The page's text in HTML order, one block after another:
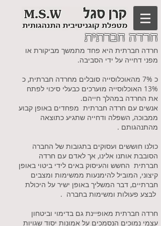
חרדה חברתית
חרדה חברתית היא פחד מתמשך מביקורת או
מפני דחייה על ידי הסביבה.
כ 7% מהאוכלוסייה סובלים מחרדה חברתית, כ
13% האוכלוסייה מוערכים כבעלי סיכוי לפתח
את החרדה במהלך חייהם.
אנשים עם חרדה חברתית מפחדים באופן קבוע
ממבוכה, השפלה ודחייה שתגיע כתוצאה
מהתנהגותם .
כולנו חוששים ועסוקים בתגובות של החברה
הסובבת אותנו אלינו, אך לאדם עם חרדה
חברתית החשש והעיסוק באים לידי ביטוי באופן
קיצוני, המוביל להימנעות ממשימות ומצבים
חברתיים, דבר המשליך באופן ישיר על היכולת
לבצע פעולות ומשימות בחברה .
חרדה חברתית מאופיינת גם בדימוי וביטחון
עצמי נמוכים הנסמכים על אמונות יסוד שגויות